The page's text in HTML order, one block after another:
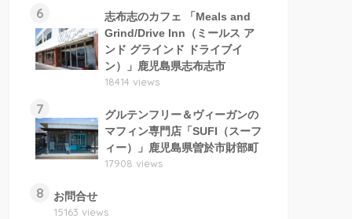
6
志布志のカフェ 「Meals and
Grind/Drive Inn（ミールス ア
ンド グラインド ドライブイ
ン）」鹿児島県志布志市
18414 views
7
グルテンフリー＆ヴィーガンの
マフィン専門店「SUFI（スーフ
ィー）」鹿児島県曽於市財部町
17908 views
8
お問合せ
15163 views